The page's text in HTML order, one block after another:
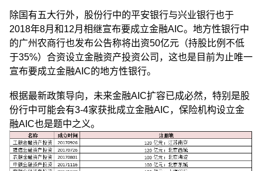
除国有五大行外，股份行中的平安银行与兴业银行也于
2018年8月和12月相继宣布要成立金融AIC。地方性银行中
的广州农商行也发布公告称将出资50亿元（持股比例不低
于35%）合资设立金融资产投资公司，这也是目前为止唯一
宣布要成立金融AIC的地方性银行。
根据最新政策导向，未来金融AIC扩容已成必然，特别是股
份行中可能会有3-4家获批成立金融AIC，保险机构设立金
融AIC也是题中之义。